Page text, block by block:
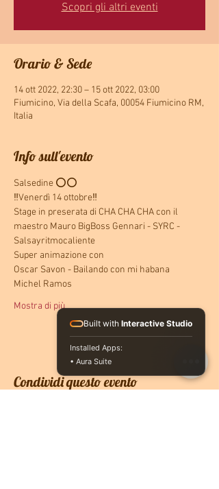
Scopri gli altri eventi
Orario & Sede
14 ott 2022, 22:30 – 15 ott 2022, 03:00
Fiumicino, Via della Scafa, 00054 Fiumicino RM,
Italia
Info sull'evento
Salsedine ⭕️⭕️
‼️Venerdì 14 ottobre‼️
Stage in preserata di CHA CHA CHA con il
maestro Mauro BigBoss Gennari - SYRC -
Salsayritmocaliente
Super animazione con
Oscar Savon - Bailando con mi habana
Michel Ramos
Mostra di più
Condividi questo evento
Built with Interactive Studio
Installed Apps:
• Aura Suite